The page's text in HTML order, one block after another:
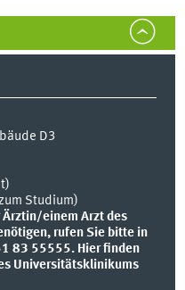
D3
Studium)
Ärztin/einem Arzt des
rufen Sie bitte in
83 55555. Hier finden
Universitätsklinikums